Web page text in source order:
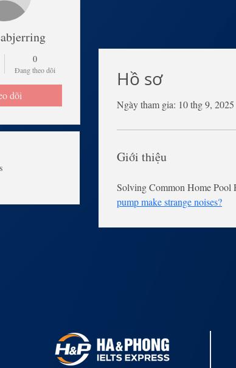
Hồ sơ
Ngày tham gia: 10 thg 9, 2025
Giới thiệu
Solving Common Home Pool
pump make strange noises?
0
Đang theo dõi
dõi